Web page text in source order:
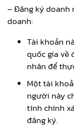
– Đăng ký doanh
doanh:
Tài khoản
quốc gia về
nhân để
Một tài
người này
tính chính
đăng ký.